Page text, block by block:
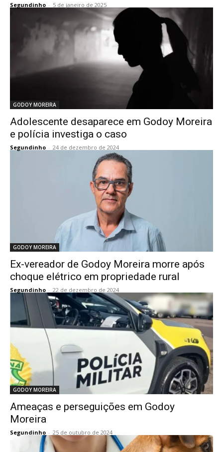
Segundinho - 5 de janeiro de 2025
GODOY MOREIRA
Adolescente desaparece em Godoy Moreira
e polícia investiga o caso
Segundinho - 24 de dezembro de 2024
GODOY MOREIRA
Ex-vereador de Godoy Moreira morre após
choque elétrico em propriedade rural
Segundinho - 22 de dezembro de 2024
GODOY MOREIRA
Ameaças e perseguições em Godoy
Moreira
Segundinho - 25 de outubro de 2024